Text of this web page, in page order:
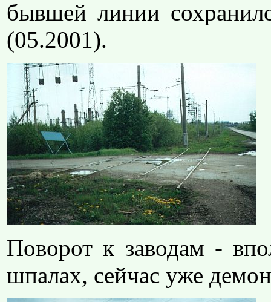
бывшей линии
(05.2001).
Поворот к заводам -
шпалах, сейчас уже